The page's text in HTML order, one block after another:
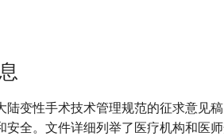
陆变性手术技术管理规范的征求意见
安全。文件详细列举了医疗机构和医